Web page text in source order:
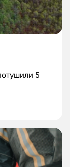
5